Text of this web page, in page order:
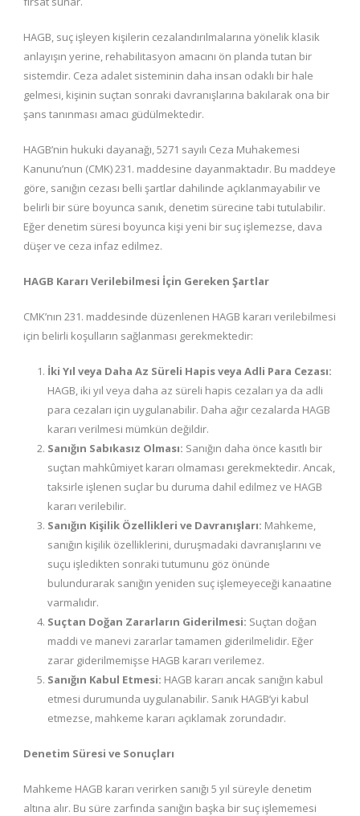
HAGB, suç işleyen kişilerin cezalandırılmalarına yönelik klasik
anlayışın yerine, rehabilitasyon amacını ön planda tutan bir
sistemdir. Ceza adalet sisteminin daha insan odaklı bir hale
gelmesi, kişinin suçtan sonraki davranışlarına bakılarak ona bir
şans tanınması amacı güdülmektedir.
HAGB’nin hukuki dayanağı, 5271 sayılı Ceza Muhakemesi
Kanunu’nun (CMK) 231. maddesine dayanmaktadır. Bu maddeye
göre, sanığın cezası belli şartlar dahilinde açıklanmayabilir ve
belirli bir süre boyunca sanık, denetim sürecine tabi tutulabilir.
Eğer denetim süresi boyunca kişi yeni bir suç işlemezse, dava
düşer ve ceza infaz edilmez.
HAGB Kararı Verilebilmesi İçin Gereken Şartlar
CMK’nın 231. maddesinde düzenlenen HAGB kararı verilebilmesi
için belirli koşulların sağlanması gerekmektedir:
İki Yıl veya Daha Az Süreli Hapis veya Adli Para Cezası:
HAGB, iki yıl veya daha az süreli hapis cezaları ya da adli
para cezaları için uygulanabilir. Daha ağır cezalarda HAGB
kararı verilmesi mümkün değildir.
Sanığın Sabıkasız Olması: Sanığın daha önce kasıtlı bir
suçtan mahkûmiyet kararı olmaması gerekmektedir. Ancak,
taksirle işlenen suçlar bu duruma dahil edilmez ve HAGB
kararı verilebilir.
Sanığın Kişilik Özellikleri ve Davranışları: Mahkeme,
sanığın kişilik özelliklerini, duruşmadaki davranışlarını ve
suçu işledikten sonraki tutumunu göz önünde
bulundurarak sanığın yeniden suç işlemeyeceği kanaatine
varmalıdır.
Suçtan Doğan Zararların Giderilmesi: Suçtan doğan
maddi ve manevi zararlar tamamen giderilmelidir. Eğer
zarar giderilmemişse HAGB kararı verilemez.
Sanığın Kabul Etmesi: HAGB kararı ancak sanığın kabul
etmesi durumunda uygulanabilir. Sanık HAGB’yi kabul
etmezse, mahkeme kararı açıklamak zorundadır.
Denetim Süresi ve Sonuçları
Mahkeme HAGB kararı verirken sanığı 5 yıl süreyle denetim
altına alır. Bu süre zarfında sanığın başka bir suç işlememesi